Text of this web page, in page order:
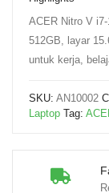
ACER Nitro V
512GB, layar
untuk kerja,
SKU: AN10002
Laptop Tag: